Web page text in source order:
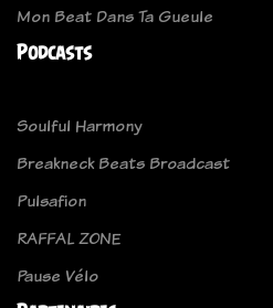
Mon Beat Dans Ta Gueule
Podcasts
Soulful Harmony
Breakneck Beats Broadcast
Pulsafion
RAFFAL ZONE
Pause Vélo